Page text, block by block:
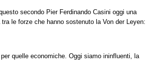
secondo Pier Ferdinando Casini oggi una
le forze che hanno sostenuto la Von der Leyen:
quelle economiche. Oggi siamo ininfluenti, la